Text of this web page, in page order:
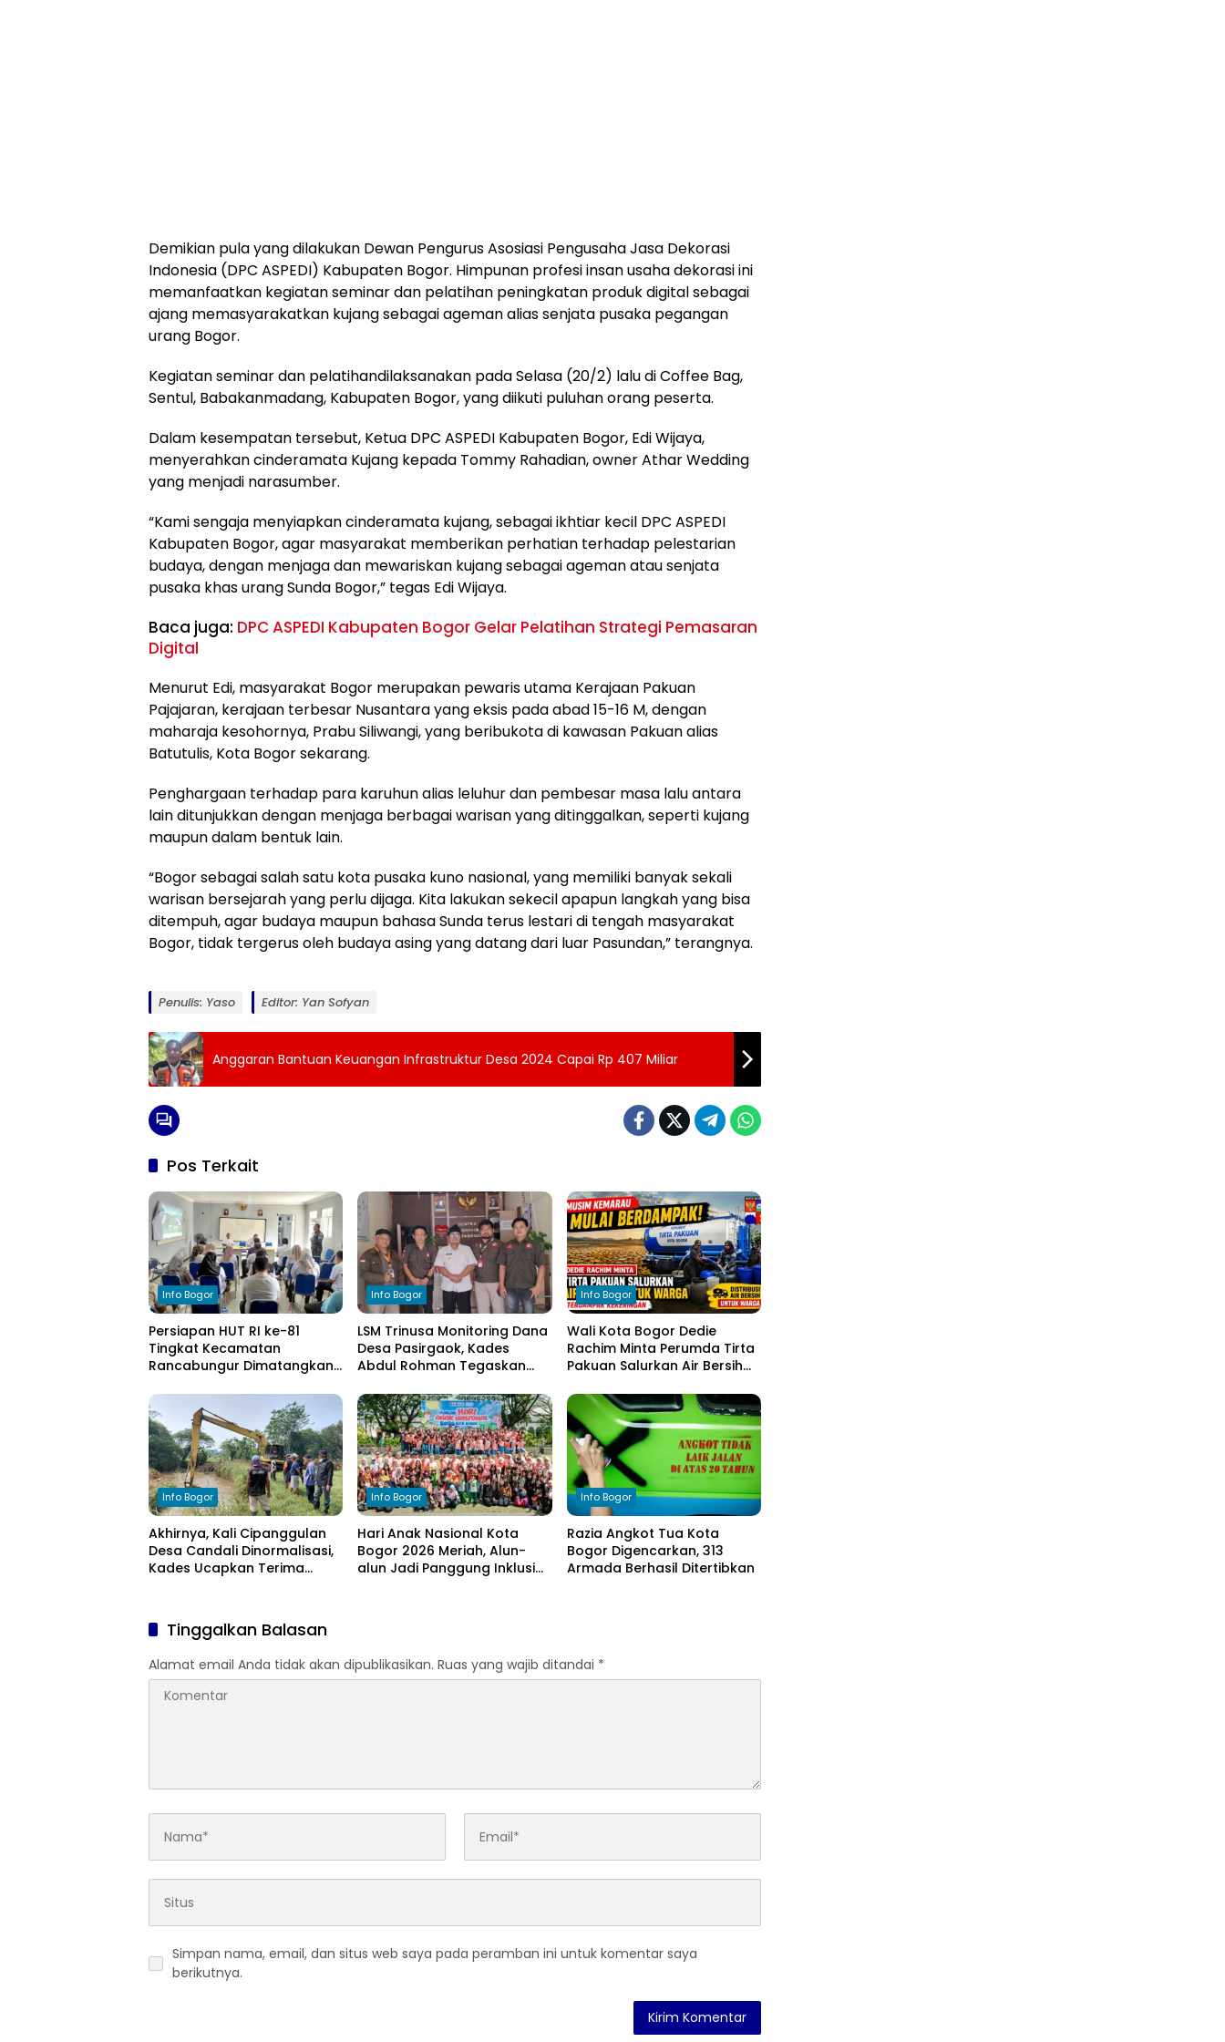
Demikian pula yang dilakukan Dewan Pengurus Asosiasi Pengusaha Jasa Dekorasi
Indonesia (DPC ASPEDI) Kabupaten Bogor. Himpunan profesi insan usaha dekorasi ini
memanfaatkan kegiatan seminar dan pelatihan peningkatan produk digital sebagai
ajang memasyarakatkan kujang sebagai ageman alias senjata pusaka pegangan
urang Bogor.
Kegiatan seminar dan pelatihandilaksanakan pada Selasa (20/2) lalu di Coffee Bag,
Sentul, Babakanmadang, Kabupaten Bogor, yang diikuti puluhan orang peserta.
Dalam kesempatan tersebut, Ketua DPC ASPEDI Kabupaten Bogor, Edi Wijaya,
menyerahkan cinderamata Kujang kepada Tommy Rahadian, owner Athar Wedding
yang menjadi narasumber.
“Kami sengaja menyiapkan cinderamata kujang, sebagai ikhtiar kecil DPC ASPEDI
Kabupaten Bogor, agar masyarakat memberikan perhatian terhadap pelestarian
budaya, dengan menjaga dan mewariskan kujang sebagai ageman atau senjata
pusaka khas urang Sunda Bogor,” tegas Edi Wijaya.
Baca juga: DPC ASPEDI Kabupaten Bogor Gelar Pelatihan Strategi Pemasaran
Digital
Menurut Edi, masyarakat Bogor merupakan pewaris utama Kerajaan Pakuan
Pajajaran, kerajaan terbesar Nusantara yang eksis pada abad 15-16 M, dengan
maharaja kesohornya, Prabu Siliwangi, yang beribukota di kawasan Pakuan alias
Batutulis, Kota Bogor sekarang.
Penghargaan terhadap para karuhun alias leluhur dan pembesar masa lalu antara
lain ditunjukkan dengan menjaga berbagai warisan yang ditinggalkan, seperti kujang
maupun dalam bentuk lain.
“Bogor sebagai salah satu kota pusaka kuno nasional, yang memiliki banyak sekali
warisan bersejarah yang perlu dijaga. Kita lakukan sekecil apapun langkah yang bisa
ditempuh, agar budaya maupun bahasa Sunda terus lestari di tengah masyarakat
Bogor, tidak tergerus oleh budaya asing yang datang dari luar Pasundan,” terangnya.
Penulis: Yaso Editor: Yan Sofyan
Anggaran Bantuan Keuangan Infrastruktur Desa 2024 Capai Rp 407 Miliar
Pos Terkait
Info Bogor
Persiapan HUT RI ke-81
Tingkat Kecamatan
Rancabungur Dimatangkan
Seluruh Elemen Masyarakat
Info Bogor
LSM Trinusa Monitoring Dana
Desa Pasirgaok, Kades
Abdul Rohman Tegaskan
Pengelolaan Anggaran
Info Bogor
Wali Kota Bogor Dedie
Rachim Minta Perumda Tirta
Pakuan Salurkan Air Bersih
Kekeringan
Info Bogor
Akhirnya, Kali Cipanggulan
Desa Candali Dinormalisasi,
Kades Ucapkan Terima
Info Bogor
Hari Anak Nasional Kota
Bogor 2026 Meriah, Alun-
alun Jadi Panggung Inklusi
Info Bogor
Razia Angkot Tua Kota
Bogor Digencarkan, 313
Armada Berhasil Ditertibkan
Tinggalkan Balasan
Alamat email Anda tidak akan dipublikasikan. Ruas yang wajib ditandai *
Simpan nama, email, dan situs web saya pada peramban ini untuk komentar saya
berikutnya.